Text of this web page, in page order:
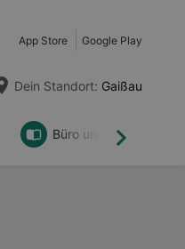
App Store Google Play
Dein Standort: Gaißau
Weiter
Büro und DIY